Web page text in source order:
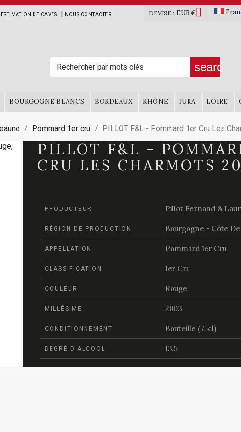
ESTIMATION DE CAVES | NOUS CONTACTER DEVISE : EUR €
search
BOURGOGNE BLANCS BORDEAUX RHÔNE JURA LOIRE
Pommard 1er cru PILLOT F&L - Pommard 1er Cru Les
PILLOT F&L -
CRU LES CHARMOTS
PRODUCTEUR Pillot Fernand &
RÉGION DE PRODUCTION Bourgogne - Côte De
APPELLATION Pommard 1er Cru
CLASSIFICATION 1er Cru
COULEUR Rouge
MILLÉSIME 2003
CONDITIONNEMENT Bouteille (75cl)
DEGRÉ D'ALCOOL 13.5